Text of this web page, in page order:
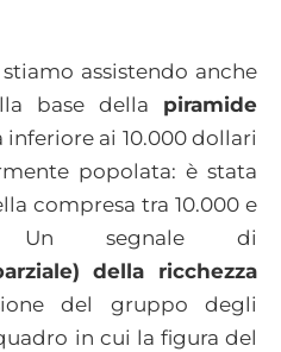
assistendo anche
base della piramide
inferiore ai 10.000 dollari
popolata: è stata
compresa tra 10.000 e
Un segnale di
della ricchezza
del gruppo degli
in cui la figura del